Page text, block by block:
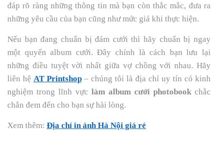
đáp rõ ràng những thông tin mà bạn còn thắc mắc, đưa ra
những yêu cầu của bạn cũng như mức giá khi thực hiện.
Nếu bạn đang chuẩn bị đám cưới thì hãy chuẩn bị ngay
một quyển album cưới. Đây chính là cách bạn lưu lại
những điều tuyệt vời nhất giữa vợ chồng với nhau. Hãy
liên hệ AT Printshop – chúng tôi là địa chỉ uy tín có kinh
nghiệm trong lĩnh vực làm album cưới photobookchắc
chắn đem đến cho bạn sự hài lòng.
Xem thêm: Địa chỉ in ảnh Hà Nội giá rẻ